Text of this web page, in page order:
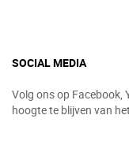
SOCIAL MEDIA
Volg ons op Facebook,
hoogte te blijven van